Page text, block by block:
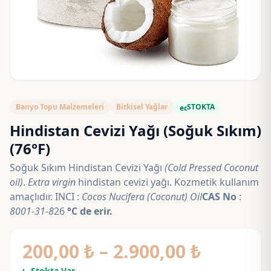
Banyo Topu Malzemeleri Bitkisel Yağlar ecoSTOKTA
Hindistan Cevizi Yağı (Soğuk Sıkım)
(76°F)
Soğuk Sıkım Hindistan Cevizi Yağı (Cold Pressed Coconut
oil). Extra virgin hindistan cevizi yağı. Kozmetik kullanım
amaçlıdır. INCI : Cocos Nucifera (Coconut) OilCAS No :
8001-31-826°C de erir.
200,00 ₺ – 2.900,00 ₺Fiyat